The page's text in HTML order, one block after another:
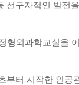
선구자적인 발전
형외과학교실을
부터 시작한 인공